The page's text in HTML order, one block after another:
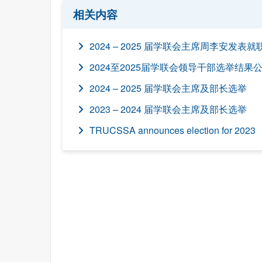
相关内容
2024 – 2025 届学联会主席周李安发表就
2024至2025届学联会领导干部选举结果
2024 – 2025 届学联会主席及部长选举
2023 – 2024 届学联会主席及部长选举
TRUCSSA announces election for 2023